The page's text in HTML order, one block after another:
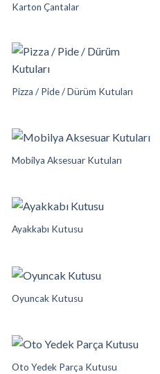
Karton Çantalar
Pizza / Pide / Dürüm Kutuları
Mobilya Aksesuar Kutuları
Ayakkabı Kutusu
Oyuncak Kutusu
Oto Yedek Parça Kutusu